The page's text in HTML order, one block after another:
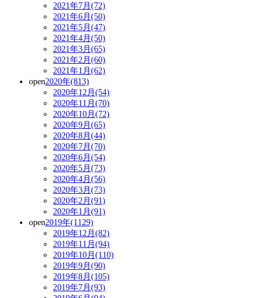
2021年7月(72)
2021年6月(50)
2021年5月(47)
2021年4月(50)
2021年3月(65)
2021年2月(60)
2021年1月(62)
open2020年(813)
2020年12月(54)
2020年11月(70)
2020年10月(72)
2020年9月(65)
2020年8月(44)
2020年7月(70)
2020年6月(54)
2020年5月(73)
2020年4月(56)
2020年3月(73)
2020年2月(91)
2020年1月(91)
open2019年(1129)
2019年12月(82)
2019年11月(94)
2019年10月(110)
2019年9月(90)
2019年8月(105)
2019年7月(93)